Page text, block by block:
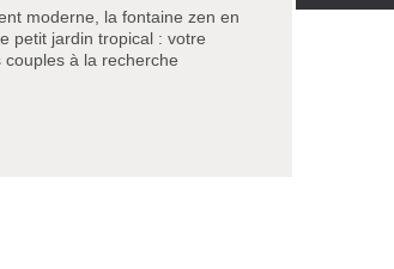
moderne, la fontaine zen en
petit jardin tropical : votre
à la recherche